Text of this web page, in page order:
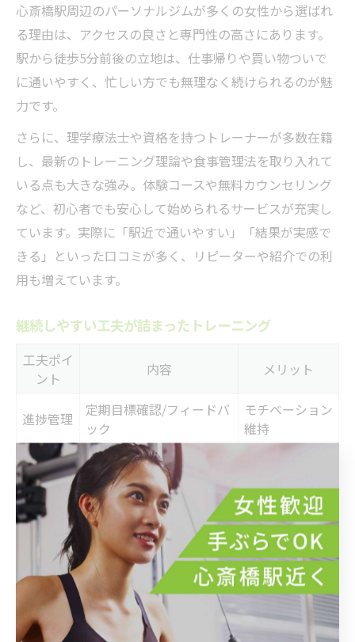
心斎橋駅周辺のパーソナルジムが多くの女性から選ばれ
る理由は、アクセスの良さと専門性の高さにあります。
駅から徒歩5分前後の立地は、仕事帰りや買い物ついで
に通いやすく、忙しい方でも無理なく続けられるのが魅
力です。
さらに、理学療法士や資格を持つトレーナーが多数在籍
し、最新のトレーニング理論や食事管理法を取り入れて
いる点も大きな強み。体験コースや無料カウンセリング
など、初心者でも安心して始められるサービスが充実し
ています。実際に「駅近で通いやすい」「結果が実感で
きる」といった口コミが多く、リピーターや紹介での利
用も増えています。
継続しやすい工夫が詰まったトレーニング
工夫ポイ
ント
内容 メリット
進捗管理
定期目標確認/フィードバ
ック
モチベーション
維持
予約・対
応
オンライン予約/スケジュ
ール変更可
アフター
ケア
トレーニング後相談/食事
フォロー
高い満足度
パーソナルトレーニングで成果を出すには、無理なく継
続できる仕組みづくりが不可欠です。心斎橋駅周辺のジ
ムでは、継続率を高めるための工夫が随所に見られま